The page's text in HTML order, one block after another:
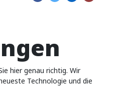
hier genau richtig. Wir
Technologie und die